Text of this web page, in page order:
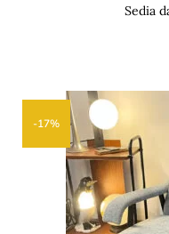
Sedia
-17%